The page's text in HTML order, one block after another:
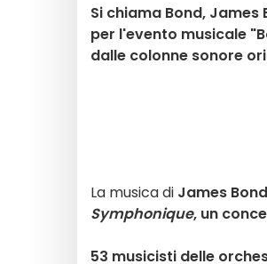
Si chiama Bond,
per l'evento musicale
dalle colonne sonore
La musica di James Bond
Symphonique, un
53 musicisti delle